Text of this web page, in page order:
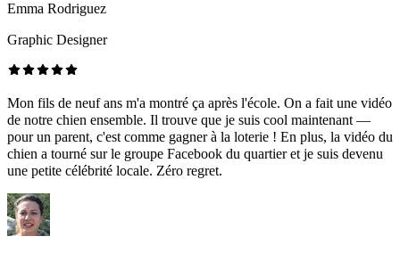
Emma Rodriguez
Graphic Designer
Mon fils de neuf ans m'a montré ça après l'école. On a fait une vidéo
de notre chien ensemble. Il trouve que je suis cool maintenant —
pour un parent, c'est comme gagner à la loterie ! En plus, la vidéo du
chien a tourné sur le groupe Facebook du quartier et je suis devenu
une petite célébrité locale. Zéro regret.